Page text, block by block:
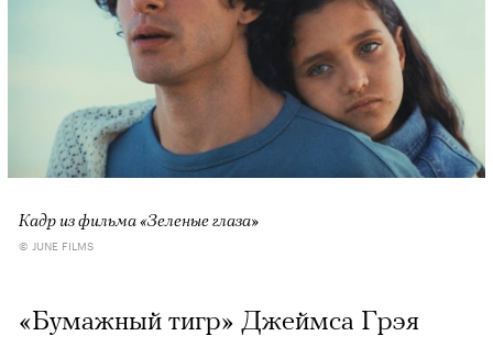
Кадр из фильма «Зеленые глаза»
© JUNE FILMS
«Бумажный тигр» Джеймса Грэя